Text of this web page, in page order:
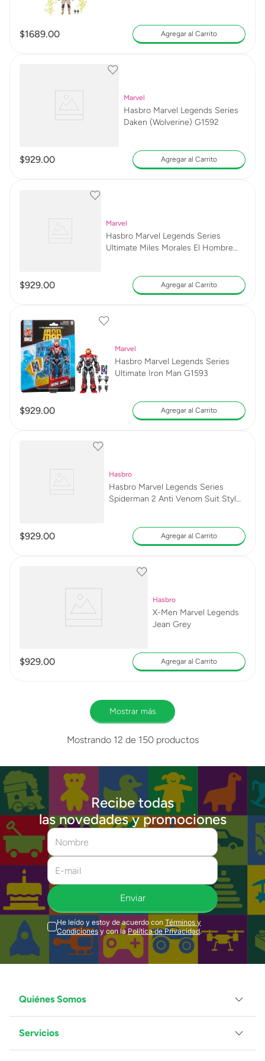
$1689.00 Agregar al Carrito
Marvel
Hasbro Marvel Legends Series
Daken (Wolverine) G1592
$929.00 Agregar al Carrito
Marvel
Hasbro Marvel Legends Series
Ultimate Miles Morales El Hombre
$929.00 Agregar al Carrito
Marvel
Hasbro Marvel Legends Series
Ultimate Iron Man G1593
$929.00 Agregar al Carrito
Hasbro
Hasbro Marvel Legends Series
Spiderman 2 Anti Venom Suit Style
$929.00 Agregar al Carrito
Hasbro
X-Men Marvel Legends
Jean Grey
$929.00 Agregar al Carrito
Mostrar más
Mostrando 12 de 150productos
Recibe todas
las novedades y promociones
Enviar
He leído y estoy de acuerdo con Términos y
Condiciones y con la Política de Privacidad.
Quiénes Somos
Grupo Juguetron
Localiza tu tienda
Servicios